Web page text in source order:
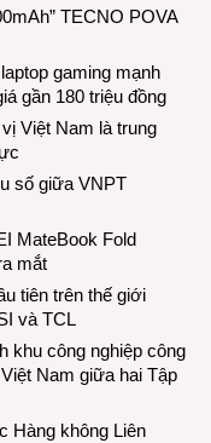
TECNO POVA
gaming mạnh
gần 180 triệu đồng
Việt Nam là trung
số giữa VNPT
MateBook Fold
mắt
tiên trên thế giới
và TCL
khu công nghiệp công
Nam giữa hai Tập
Hàng không Liên